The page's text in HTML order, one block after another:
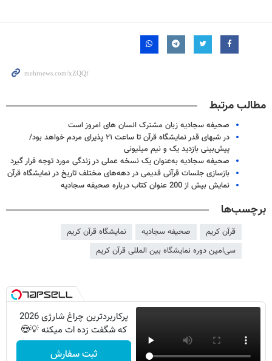
مطالب مرتبط
صحیفه سجادیه زبان مشترک انسان های امروز است
در شبهای قدر نمایشگاه قرآن تا ساعت ۲۱ پذیرای مردم خواهد بود/
پیش‌بینی بازدید یک و نیم میلیونی
صحیفه سجادیه به‌عنوان یک نسخه عملی در زندگی مورد توجه قرار گیرد
بازسازی جلسات قرآنی قدیمی در دهه‌های مختلف تاریخ در نمایشگاه قرآن
نمایش بیش از 200 عنوان کتاب درباره صحیفه سجادیه
برچسب‌ها
قرآن کریم صحیفه سجادیه
نمایشگاه قرآن کریم
سی‌امین دوره نمایشگاه بین المللی قرآن کریم
پرکاربردترین چراغ شارژی 2026
که شگفت زده ات میکنه 💡😍
ثبت سفارش